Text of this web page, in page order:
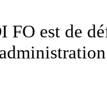
FO est de